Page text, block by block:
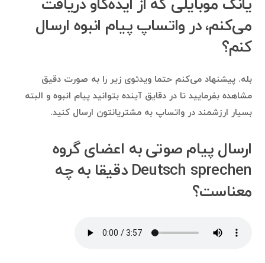
یانک موبایلی که از ایده‌کاو دریافت
می‌کنم، در واتساپ پیام انبوه ارسال
کنم؟
بله. پیشنهاد می‌کنم حتما ویدئوی زیر را به صورت دقیق
مشاهده بفرمایید تا در دقایق آینده بتوانید پیام انبوه و البته
بسیار ارزشمند در واتساپ به مشتریانتون ارسال کنید.
ارسال پیام صوتی به اعضای گروه
Deutsch sprechen دقیقا به چه
معناست؟